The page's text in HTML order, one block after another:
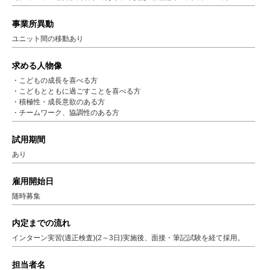
事業所異動
ユニット間の移動あり
求める人物像
・こどもの成長を喜べる方
・こどもとともに過ごすことを喜べる方
・積極性・成長意欲のある方
・チームワーク、協調性のある方
試用期間
あり
雇用開始日
随時募集
内定までの流れ
インターン実習(適正検査)(2～3日)実施後、面接・筆記試験を経て採用。
担当者名